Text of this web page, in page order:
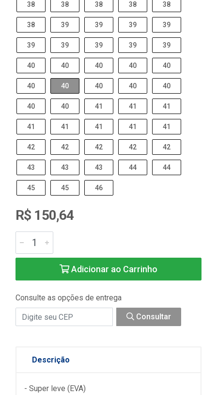
38 38 38 38 38
38 39 39 39 39
39 39 39 39 39
40 40 40 40 40
40 40 40 40 40
40 40 41 41 41
41 41 41 41 41
42 42 42 42 42
43 43 43 44 44
45 45 46
R$ 150,64
Adicionar ao Carrinho
Consulte as opções de entrega
Consultar
Descrição
- Super leve (EVA)